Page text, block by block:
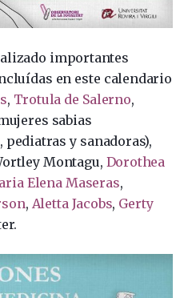
importantes
en este calendario
, Trotula de Salerno,
sabias
y sanadoras),
Montagu, Dorothea
Elena Maseras,
, Aletta Jacobs, Gerty